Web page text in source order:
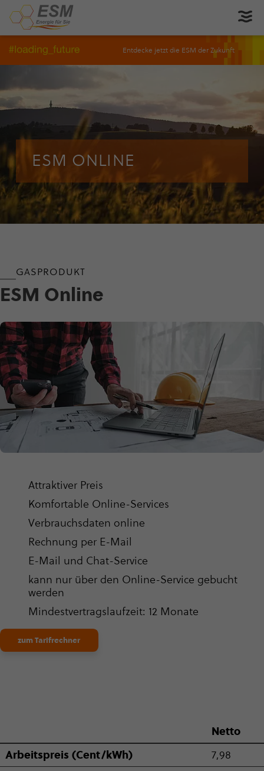
Entdecke jetzt die ESM der Zukunft
ESM ONLINE
GASPRODUKT
ESM Online
Attrak­ti­ver Preis
Kom­for­ta­ble Online-Services
Ver­brauchs­da­ten online
Rechnung per E-Mail
E-Mail und Chat-Service
kann nur über den Online-Service gebucht
werden
Min­dest­ver­trags­lauf­zeit: 12 Monate
zum Tarifrechner
Netto
Arbeits­preis (Cent/kWh)
7,98